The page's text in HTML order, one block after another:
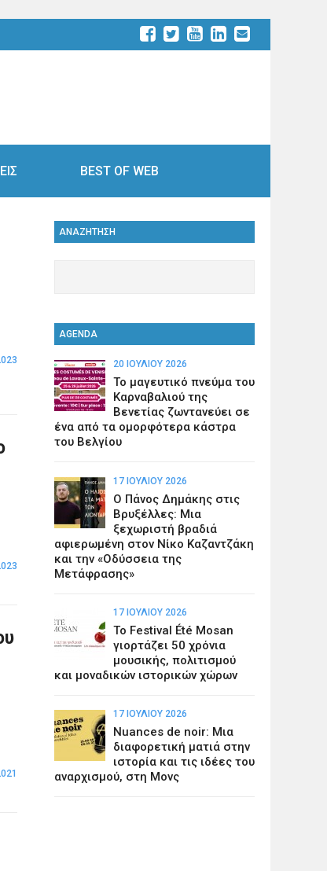
BEST OF WEB
ΑΝΑΖΗΤΗΣΗ
AGENDA
20 ΙΟΥΛΊΟΥ 2026
Το μαγευτικό πνεύμα του
Καρναβαλιού της
Βενετίας ζωντανεύει σε
ένα από τα ομορφότερα κάστρα
του Βελγίου
17 ΙΟΥΛΊΟΥ 2026
Ο Πάνος Δημάκης στις
Βρυξέλλες: Μια
ξεχωριστή βραδιά
αφιερωμένη στον Νίκο Καζαντζάκη
και την «Οδύσσεια της
Μετάφρασης»
17 ΙΟΥΛΊΟΥ 2026
Το Festival Été Mosan
γιορτάζει 50 χρόνια
μουσικής, πολιτισμού
και μοναδικών ιστορικών χώρων
17 ΙΟΥΛΊΟΥ 2026
Nuances de noir: Μια
διαφορετική ματιά στην
ιστορία και τις ιδέες του
αναρχισμού, στη Μονς